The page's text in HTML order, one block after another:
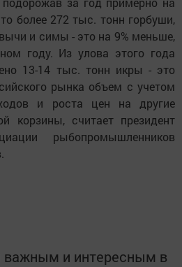
более 272 тыс. тонн горбуши,
и симы - это на 9% меньше,
году. Из улова этого года
13-14 тыс. тонн икры - это
рынка объем с учетом
и роста цен на другие
корзины, считает президент
рыбопромышленников
и интересным в